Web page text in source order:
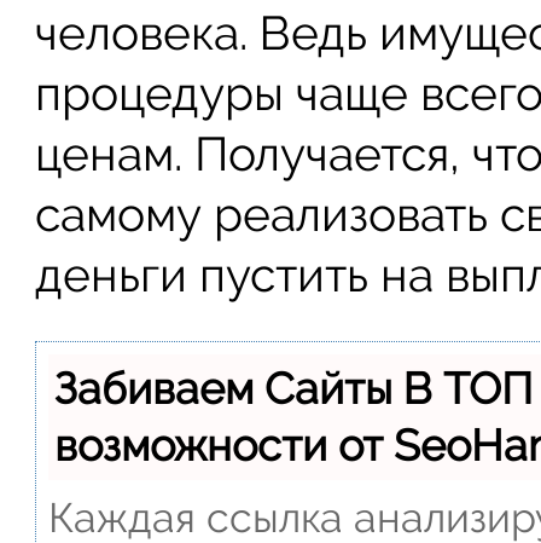
человека. Ведь
процедуры чаще
ценам. Получается,
самому реализовать
деньги пустить на
Забиваем Сайты В
возможности от
Каждая ссылка